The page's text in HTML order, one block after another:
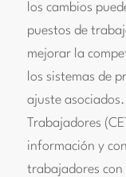
los cambios
puestos de
mejorar la
los sistemas de
ajuste
Trabajadores
información y
trabajadores con